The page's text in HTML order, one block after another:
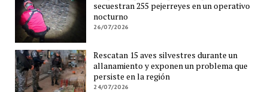
secuestran 255 pejerreyes en un operativo
nocturno
26/07/2026
Rescatan 15 aves silvestres durante un
allanamiento y exponen un problema que
persiste en la región
24/07/2026